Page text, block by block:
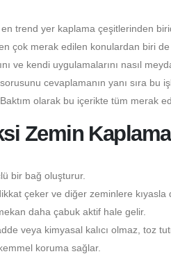
trend yer kaplama çeşitlerinden
çok merak edilen konulardan biri
ve kendi uygulamalarını nasıl
cevaplamanın yanı sıra bu
olarak bu içerikte tüm merak
Zemin
bir bağ oluşturur.
çeker ve diğer zeminlere
daha çabuk aktif hale gelir.
veya kimyasal kalıcı olmaz, toz
koruma sağlar.